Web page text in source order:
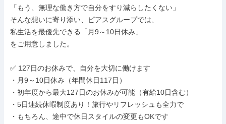
「もう、無理な働き方で自分をすり減らしたくない」
そんな想いに寄り添い、ピアスグループでは、
私生活を最優先できる「月9～10日休み」
をご用意しました。
✅ 127日のお休みで、自分を大切に働けます
・月9～10日休み（年間休日117日）
・初年度から最大127日のお休みが可能（有給10日含む）
・5日連続休暇制度あり！旅行やリフレッシュも全力で
・もちろん、途中で休日スタイルの変更もOKです